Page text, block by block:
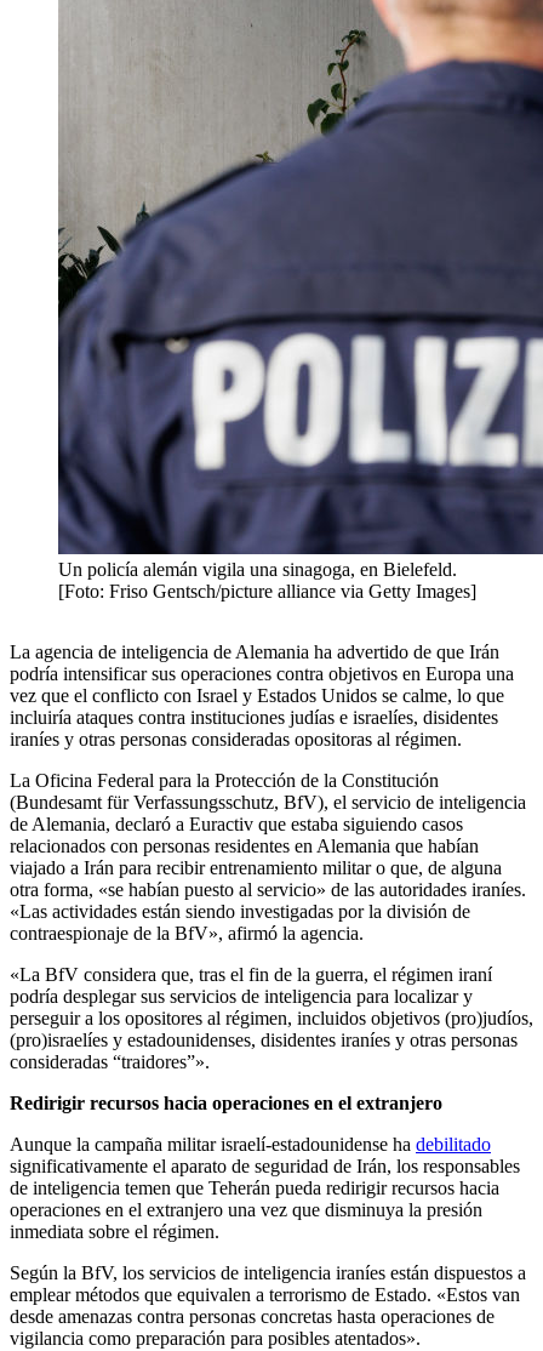
Un policía alemán vigila una sinagoga, en Bielefeld.
[Foto: Friso Gentsch/picture alliance via Getty Images]
La agencia de inteligencia de Alemania ha advertido de que Irán
podría intensificar sus operaciones contra objetivos en Europa una
vez que el conflicto con Israel y Estados Unidos se calme, lo que
incluiría ataques contra instituciones judías e israelíes, disidentes
iraníes y otras personas consideradas opositoras al régimen.
La Oficina Federal para la Protección de la Constitución
(Bundesamt für Verfassungsschutz, BfV), el servicio de inteligencia
de Alemania, declaró a Euractiv que estaba siguiendo casos
relacionados con personas residentes en Alemania que habían
viajado a Irán para recibir entrenamiento militar o que, de alguna
otra forma, «se habían puesto al servicio» de las autoridades iraníes.
«Las actividades están siendo investigadas por la división de
contraespionaje de la BfV», afirmó la agencia.
«La BfV considera que, tras el fin de la guerra, el régimen iraní
podría desplegar sus servicios de inteligencia para localizar y
perseguir a los opositores al régimen, incluidos objetivos (pro)judíos,
(pro)israelíes y estadounidenses, disidentes iraníes y otras personas
consideradas “traidores”».
Redirigir recursos hacia operaciones en el extranjero
Aunque la campaña militar israelí-estadounidense ha debilitado
significativamente el aparato de seguridad de Irán, los responsables
de inteligencia temen que Teherán pueda redirigir recursos hacia
operaciones en el extranjero una vez que disminuya la presión
inmediata sobre el régimen.
Según la BfV, los servicios de inteligencia iraníes están dispuestos a
emplear métodos que equivalen a terrorismo de Estado. «Estos van
desde amenazas contra personas concretas hasta operaciones de
vigilancia como preparación para posibles atentados».